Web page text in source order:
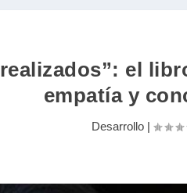
el
empatía y
Desarrollo|